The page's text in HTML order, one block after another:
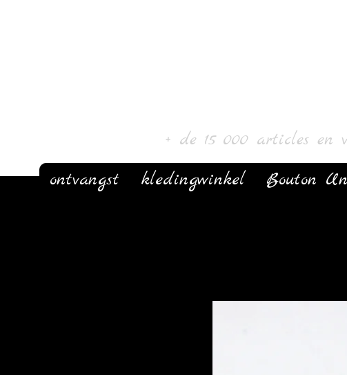
+ de 15 000 articles en
ontvangst kledingwinkel Bouton